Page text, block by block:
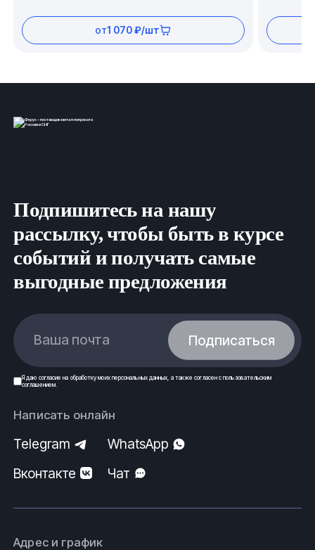
от1 070 ₽/шт
Подпишитесь на нашу
рассылку, чтобы быть в курсе
событий и получать самые
выгодные предложения
Ваша почта Подписаться
Я даю согласие на обработку моих персональных данных , а также согласен спользовательским
соглашением.
Написать онлайн
Telegram
WhatsApp
Вконтакте
Чат
Адрес и график